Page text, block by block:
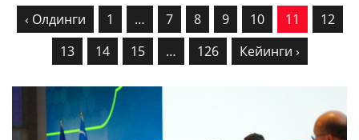
‹ Олдинги 1 … 7 8 9 10 11
12
13
14 15 … 126 Кейинги ›